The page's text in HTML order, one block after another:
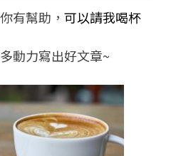
有幫助， 可以請我喝杯
動力寫出好文章~